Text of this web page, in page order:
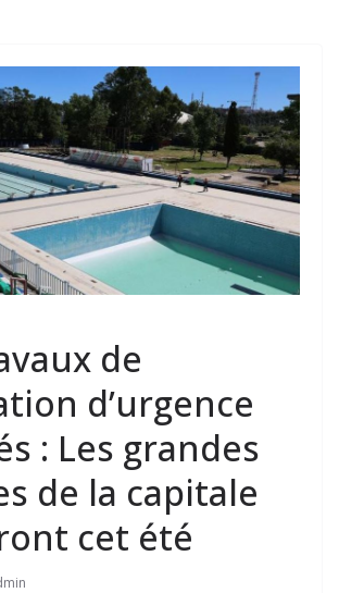
de
d’urgence
: Les grandes
de la capitale
cet été